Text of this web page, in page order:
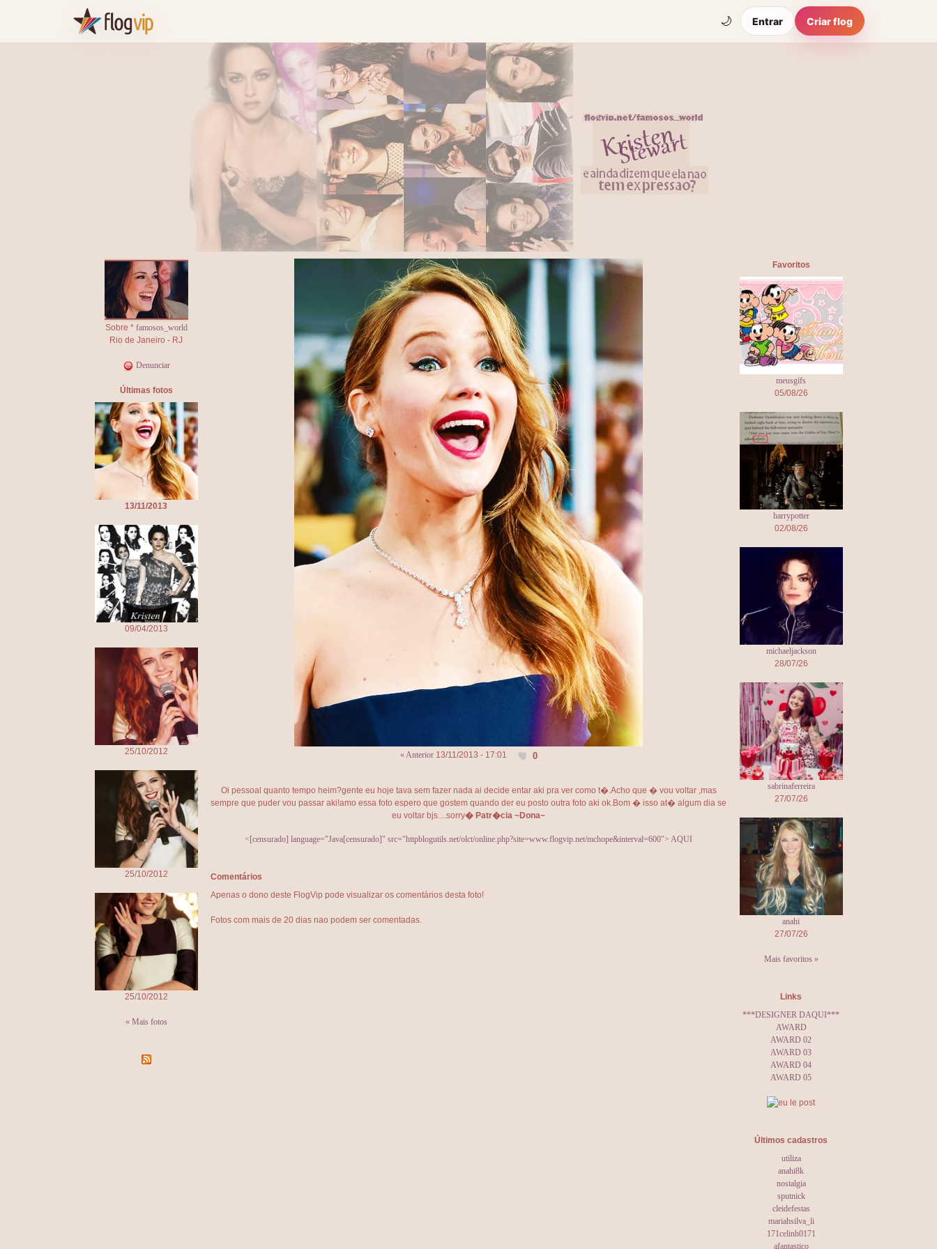
🌙 Entrar Criar flog
« Anterior13/11/2013 - 17:01 0
Oi pessoal quanto tempo heim?gente eu hoje tava sem fazer nada ai decide entar aki pra ver como t�.Acho que � vou voltar ,mas
sempre que puder vou passar aki!amo essa foto espero que gostem quando der eu posto outra foto aki ok.Bom � isso at� algum dia se
eu voltar bjs....sorry� Patr�cia ~Dona~
<[censurado] language="Java[censurado]" src="httpblogutils.net/olct/online.php?site=www.flogvip.net/mchope&interval=600"> AQUI
Comentários
Apenas o dono deste FlogVip pode visualizar os comentários desta foto!
Fotos com mais de 20 dias nao podem ser comentadas.
Sobre * famosos_world
Rio de Janeiro - RJ
Denunciar
Últimas fotos
13/11/2013
09/04/2013
25/10/2012
25/10/2012
25/10/2012
« Mais fotos
Favoritos
meusgifs
05/08/26
harrypotter
02/08/26
michaeljackson
28/07/26
sabrinaferreira
27/07/26
anahi
27/07/26
Mais favoritos »
Links
***DESIGNER DAQUI***
AWARD
AWARD 02
AWARD 03
AWARD 04
AWARD 05
Últimos cadastros
utiliza
anahi8k
nostalgia
sputnick
cleidefestas
mariahsilva_li
171celinh0171
afantastico